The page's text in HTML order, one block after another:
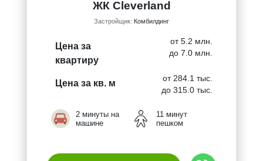
ЖК Cleverland
Застройщик: Комбилдинг
Цена за
квартиру
от 5.2 млн.
до 7.0 млн.
Цена за кв. м
от 284.1 тыс.
до 315.0 тыс.
2 минуты на
машине
11 минут
пешком